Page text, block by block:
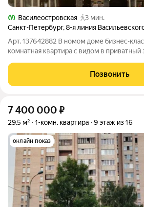
Василеостровская
3 мин.
Санкт-Петербург,8-я линия
Арт. 137642882 В номом доме бизнес-
комнатная квартира с видом в приватный
кондиционирование и приточная система
комплексе закрытая охраняемая
Позвонить
7 400 000 ₽
29,5 м² 1-комн. квартира 9 этаж из 16
онлайн показ